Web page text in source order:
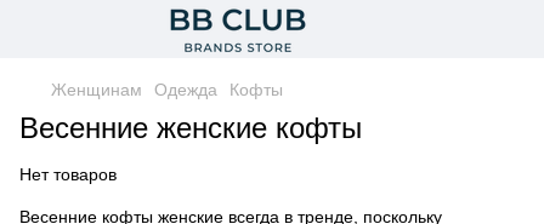
Женщинам Одежда Кофты
Весенние женские кофты
Нет товаров
Весенние кофты женские всегда в тренде, поскольку